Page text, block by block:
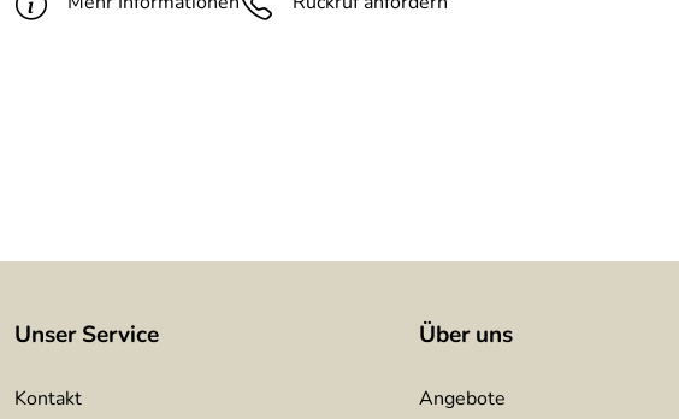
Unser Service
Kontakt
Über uns
Angebote